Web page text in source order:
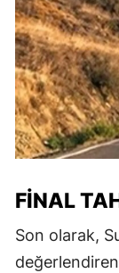
FINAL
Son olarak,